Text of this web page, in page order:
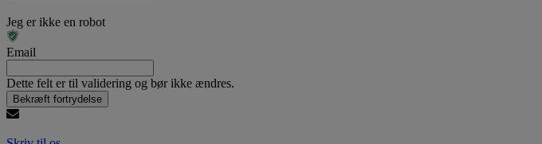
Jeg er ikke en robot
Email
Dette felt er til validering og bør ikke ændres.